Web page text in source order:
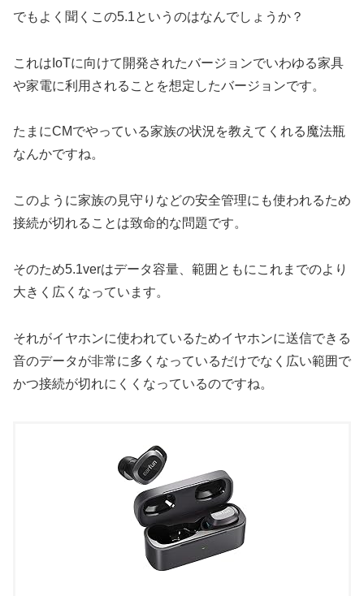
でもよく聞くこの5.1というのはなんでしょうか？
これはIoTに向けて開発されたバージョンでいわゆる家具
や家電に利用されることを想定したバージョンです。
たまにCMでやっている家族の状況を教えてくれる魔法瓶
なんかですね。
このように家族の見守りなどの安全管理にも使われるため
接続が切れることは致命的な問題です。
そのため5.1verはデータ容量、範囲ともにこれまでのより
大きく広くなっています。
それがイヤホンに使われているためイヤホンに送信できる
音のデータが非常に多くなっているだけでなく広い範囲で
かつ接続が切れにくくなっているのですね。